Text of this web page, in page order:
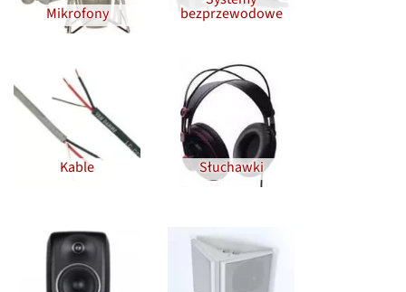
Mikrofony bezprzewodowe
Kable Słuchawki